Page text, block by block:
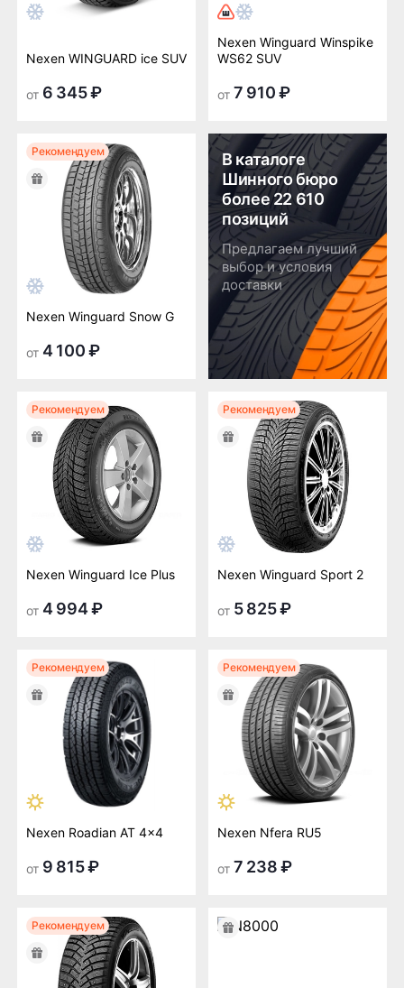
Nexen WINGUARD ice SUV
от 6 345 ₽
Nexen Winguard Winspike
WS62 SUV
от 7 910 ₽
Рекомендуем
Nexen Winguard Snow G
от 4 100 ₽
Рекомендуем
Nexen Winguard Ice Plus
от 4 994 ₽
Рекомендуем
Nexen Winguard Sport 2
от 5 825 ₽
Рекомендуем
Nexen Roadian AT 4x4
от 9 815 ₽
Рекомендуем
Nexen Nfera RU5
от 7 238 ₽
Рекомендуем
В каталоге
Шинного бюро
более 22 610
позиций
Предлагаем лучший
выбор и условия
доставки